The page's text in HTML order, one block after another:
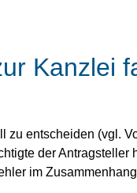
Kanzlei
zu entscheiden (vgl.
der Antragsteller
im